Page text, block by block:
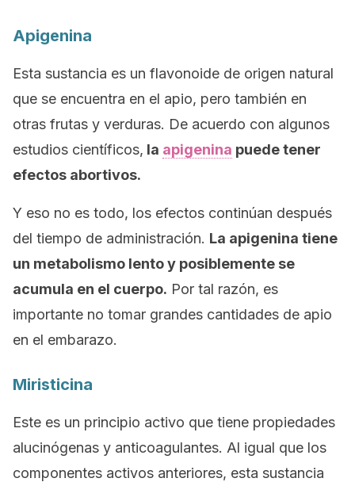
Apigenina
Esta sustancia es un flavonoide de origen natural
que se encuentra en el apio, pero también en
otras frutas y verduras. De acuerdo con algunos
estudios científicos, la apigenina puede tener
efectos abortivos.
Y eso no es todo, los efectos continúan después
del tiempo de administración. La apigenina tiene
un metabolismo lento y posiblemente se
acumula en el cuerpo. Por tal razón, es
importante no tomar grandes cantidades de apio
en el embarazo.
Miristicina
Este es un principio activo que tiene propiedades
alucinógenas y anticoagulantes. Al igual que los
componentes activos anteriores, esta sustancia